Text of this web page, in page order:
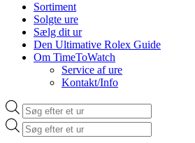
Sortiment
Solgte ure
Sælg dit ur
Den Ultimative Rolex Guide
Om TimeToWatch
Service af ure
Kontakt/Info
Products
search
Products
search